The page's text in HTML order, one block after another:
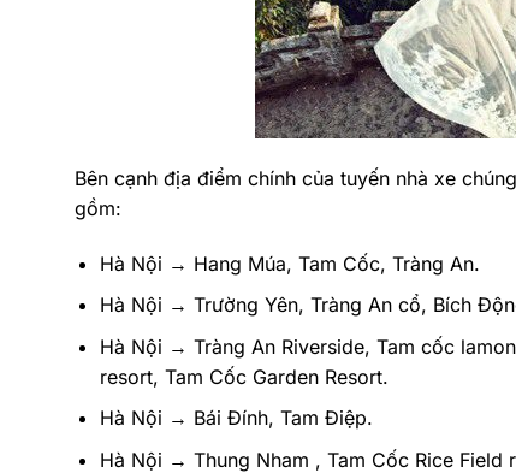
Bên cạnh địa điểm chính của tuyến nhà xe
gồm:
Hà Nội → Hang Múa, Tam Cốc, Tràng An.
Hà Nội → Trường Yên, Tràng An cổ, Bích
Hà Nội → Tràng An Riverside, Tam cốc
resort, Tam Cốc Garden Resort.
Hà Nội → Bái Đính, Tam Điệp.
Hà Nội → Thung Nham , Tam Cốc Rice Field